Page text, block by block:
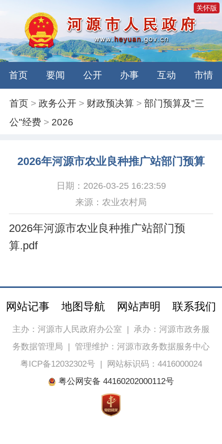
关怀版
首页 要闻 公开 办事 互动 市情
首页 >政务公开 > 财政预决算 >部门预算及"三
公"经费 > 2026
2026年河源市农业良种推广站部门预算
日期：2026-03-25 16:23:59
来源：农业农村局
2026年河源市农业良种推广站部门预
算.pdf
网站记事 地图导航 网站声明 联系我们
主办：河源市人民政府办公室 | 承办：河源市政务服
务数据管理局 | 管理维护：河源市政务数据服务中心
粤ICP备12032302号|
网站标识码：4416000024
粤公网安备 44160202000112号